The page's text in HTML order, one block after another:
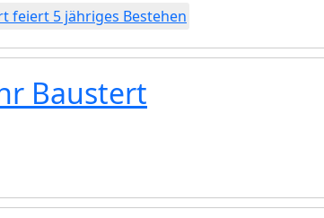
feiert 5 jähriges Bestehen
Baustert